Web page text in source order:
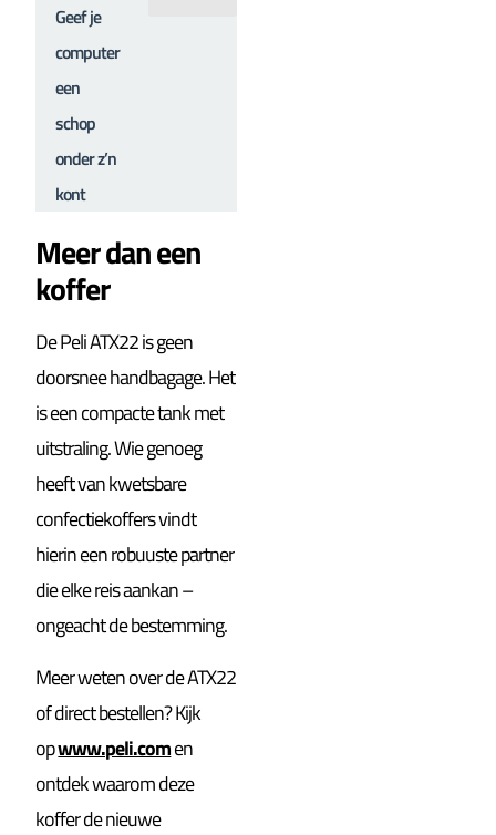
Geef je
computer
een
schop
onder z’n
kont
Meer dan een
koffer
De Peli ATX22 is geen
doorsnee handbagage. Het
is een compacte tank met
uitstraling. Wie genoeg
heeft van kwetsbare
confectiekoffers vindt
hierin een robuuste partner
die elke reis aankan –
ongeacht de bestemming.
Meer weten over de ATX22
of direct bestellen? Kijk
opwww.peli.comen
ontdek waarom deze
koffer de nieuwe